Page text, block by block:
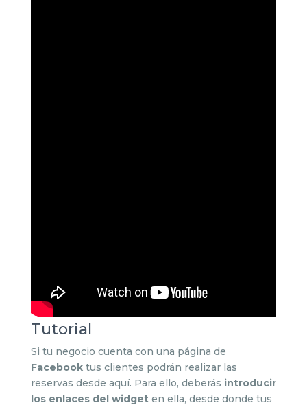
Tutorial
Si tu negocio cuenta con una página de
Facebooktus clientes podrán realizar las
reservas desde aquí. Para ello, deberás introducir
los enlaces del widgeten ella, desde donde tus